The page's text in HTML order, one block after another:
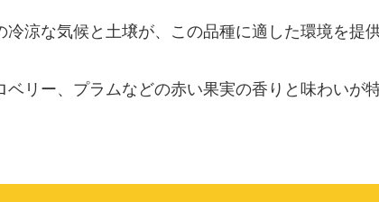
冷涼な気候と土壌が、この品種に適した環境を提
ベリー、プラムなどの赤い果実の香りと味わいが